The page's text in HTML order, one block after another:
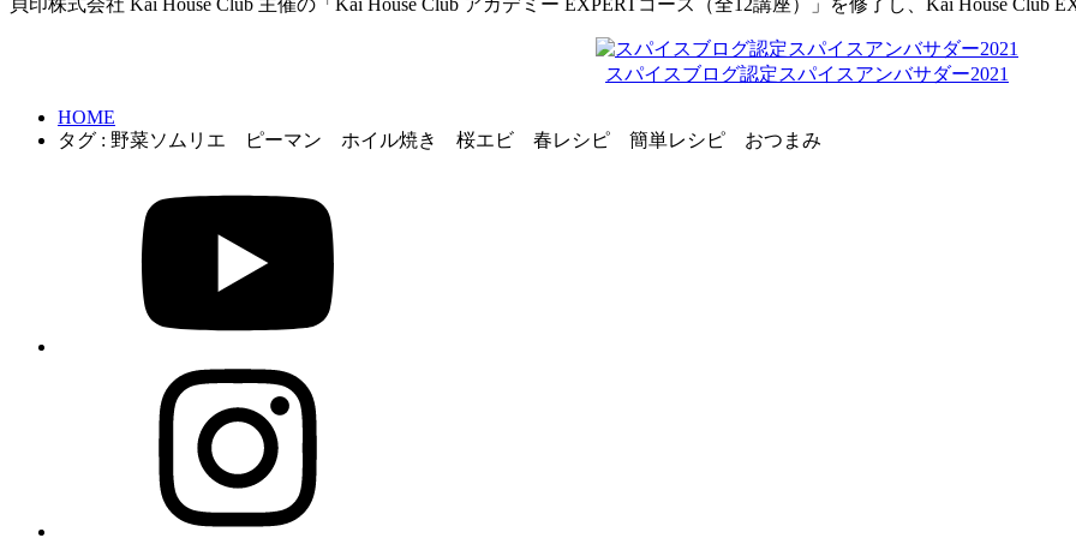
スパイスブログ認定スパイスアンバサダー2021
HOME
タグ : 野菜ソムリエ ピーマン ホイル焼き 桜エビ 春レシピ 簡単レシピ おつまみ